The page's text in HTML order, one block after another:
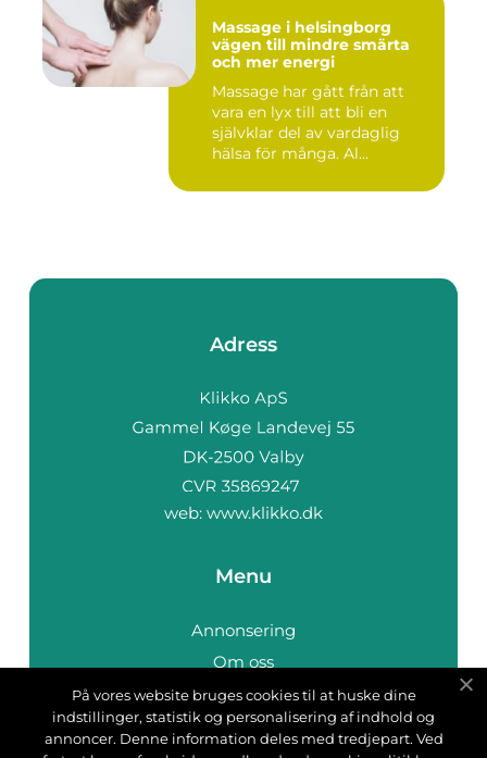
Massage i helsingborg
vägen till mindre smärta
och mer energi
Massage har gått från att
vara en lyx till att bli en
självklar del av vardaglig
hälsa för många. Al...
Adress
web: www.klikko.dk
Menu
Annonsering
Om oss
Cookies
Kontakta oss
På vores website bruges cookies til at huske dine
indstillinger, statistik og personalisering af indhold og
annoncer. Denne information deles med tredjepart. Ved